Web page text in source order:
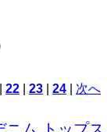
22 23 24 次へ